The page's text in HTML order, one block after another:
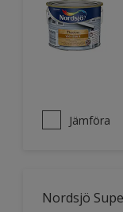
Jämföra
Nordsjö